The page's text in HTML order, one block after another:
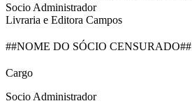
Socio Administrador
Livraria e Editora Campos
##NOME DO SÓCIO CENSURADO##
Cargo
Socio Administrador